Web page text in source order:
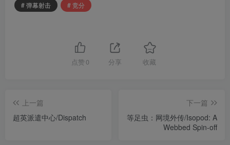
# 弹幕射击
# 竞分
点赞 0 分享 收藏
上一篇
超英派遣中心/Dispatch
下一篇
等足虫：网境外传/Isopod: A
Webbed Spin-off